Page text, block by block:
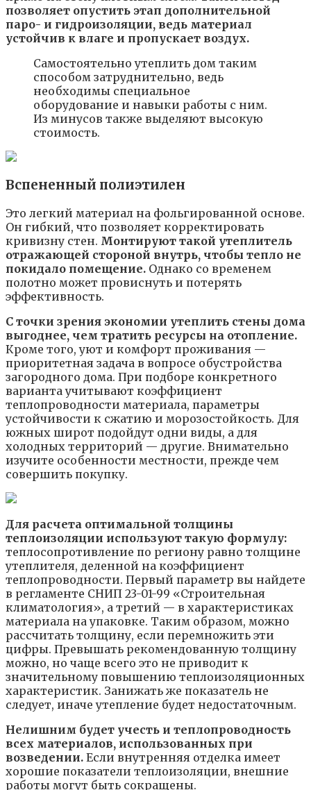
позволяет опустить этап дополнительной
паро- и гидроизоляции, ведь материал
устойчив к влаге и пропускает воздух.
Самостоятельно утеплить дом таким
способом затруднительно, ведь
необходимы специальное
оборудование и навыки работы с ним.
Из минусов также выделяют высокую
стоимость.
Вспененный полиэтилен
Это легкий материал на фольгированной основе.
Он гибкий, что позволяет корректировать
кривизну стен. Монтируют такой утеплитель
отражающей стороной внутрь, чтобы тепло не
покидало помещение. Однако со временем
полотно может провиснуть и потерять
эффективность.
С точки зрения экономии утеплить стены дома
выгоднее, чем тратить ресурсы на отопление.
Кроме того, уют и комфорт проживания —
приоритетная задача в вопросе обустройства
загородного дома. При подборе конкретного
варианта учитывают коэффициент
теплопроводности материала, параметры
устойчивости к сжатию и морозостойкость. Для
южных широт подойдут одни виды, а для
холодных территорий — другие. Внимательно
изучите особенности местности, прежде чем
совершить покупку.
Для расчета оптимальной толщины
теплоизоляции используют такую формулу:
теплосопротивление по региону равно толщине
утеплителя, деленной на коэффициент
теплопроводности. Первый параметр вы найдете
в регламенте СНИП 23-01-99 «Строительная
климатология», а третий — в характеристиках
материала на упаковке. Таким образом, можно
рассчитать толщину, если перемножить эти
цифры. Превышать рекомендованную толщину
можно, но чаще всего это не приводит к
значительному повышению теплоизоляционных
характеристик. Занижать же показатель не
следует, иначе утепление будет недостаточным.
Нелишним будет учесть и теплопроводность
всех материалов, использованных при
возведении. Если внутренняя отделка имеет
хорошие показатели теплоизоляции, внешние
работы могут быть сокращены.